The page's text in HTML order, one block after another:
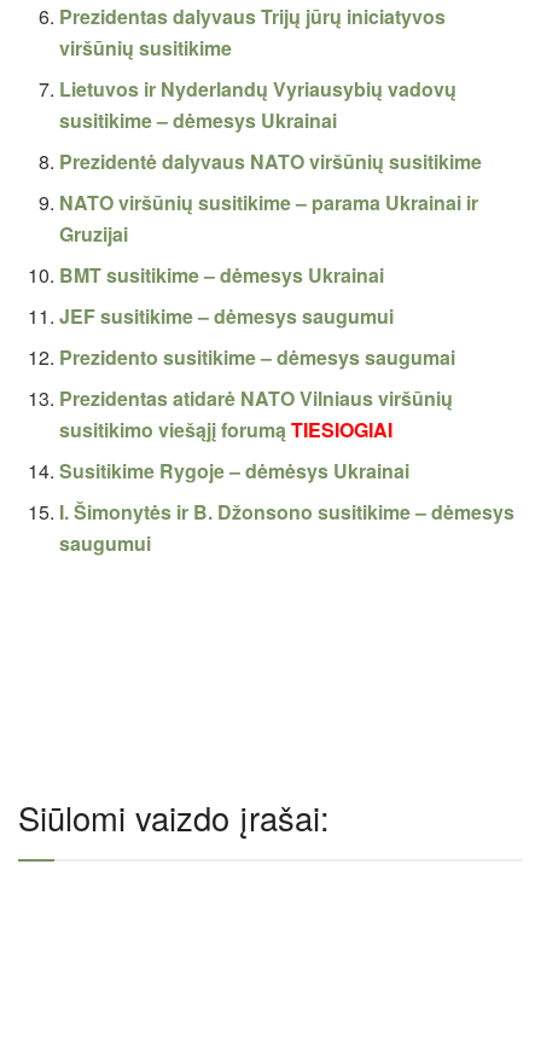
Prezidentas dalyvaus Trijų jūrų iniciatyvos
viršūnių susitikime
Lietuvos ir Nyderlandų Vyriausybių vadovų
susitikime – dėmesys Ukrainai
Prezidentė dalyvaus NATO viršūnių susitikime
NATO viršūnių susitikime – parama Ukrainai ir
Gruzijai
BMT susitikime – dėmesys Ukrainai
JEF susitikime – dėmesys saugumui
Prezidento susitikime – dėmesys saugumai
Prezidentas atidarė NATO Vilniaus viršūnių
susitikimo viešąjį forumąTIESIOGIAI
Susitikime Rygoje – dėmėsys Ukrainai
I. Šimonytės ir B. Džonsono susitikime – dėmesys
saugumui
Siūlomi vaizdo įrašai: